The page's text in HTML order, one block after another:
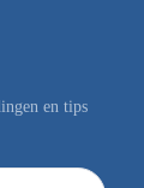
en tips